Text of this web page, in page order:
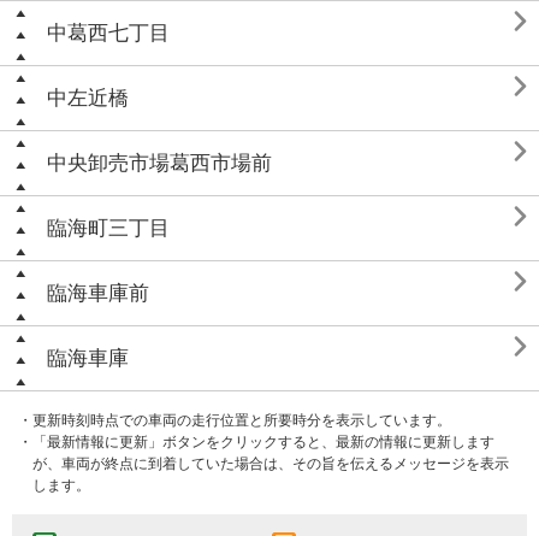
中葛西七丁目 
中左近橋 
中央卸売市場葛西市場前 
臨海町三丁目 
臨海車庫前 
臨海車庫 
・更新時刻時点での車両の走行位置と所要時分を表示しています。
・「最新情報に更新」ボタンをクリックすると、最新の情報に更新します
が、車両が終点に到着していた場合は、その旨を伝えるメッセージを表示
します。